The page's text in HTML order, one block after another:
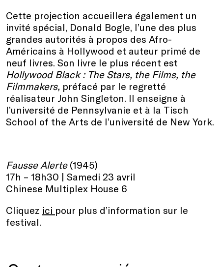
Cette projection accueillera également un
invité spécial, Donald Bogle, l’une des plus
grandes autorités à propos des Afro-
Américains à Hollywood et auteur primé de
neuf livres. Son livre le plus récent est
Hollywood Black : The Stars, the Films, the
Filmmakers, préfacé par le regretté
réalisateur John Singleton. Il enseigne à
l’université de Pennsylvanie et à la Tisch
School of the Arts de l’université de New York.
Fausse Alerte(1945)
17h – 18h30 | Samedi 23 avril
Chinese Multiplex House 6
Cliquez ici pour plus d’information sur le
festival.